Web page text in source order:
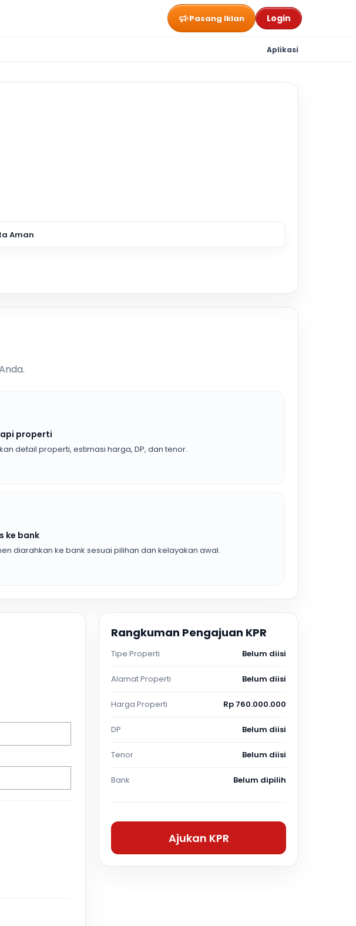
Pasang Iklan Login
Aplikasi
Aman
properti
detail properti, estimasi harga, DP, dan tenor.
ke bank
diarahkan ke bank sesuai pilihan dan kelayakan awal.
Rangkuman Pengajuan KPR
Tipe Properti Belum diisi
Alamat Properti Belum diisi
Harga Properti Rp 760.000.000
DP Belum diisi
Tenor Belum diisi
Bank Belum dipilih
Ajukan KPR